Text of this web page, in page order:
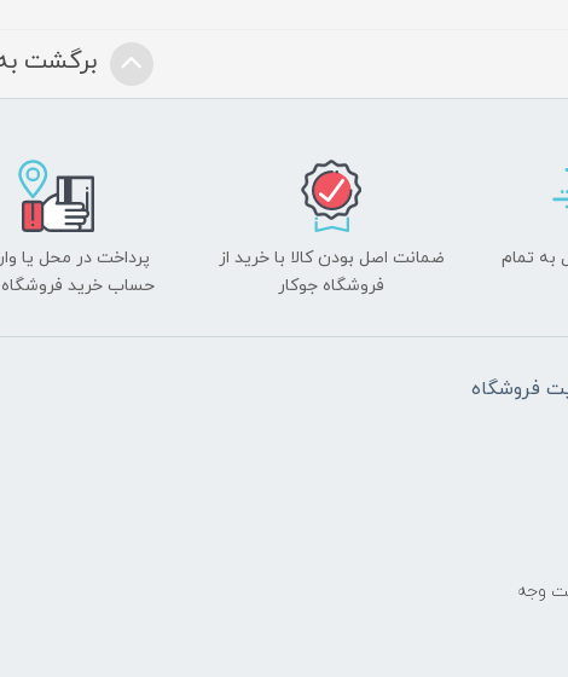
برگشت به
به تمام
ضمانت اصل بودن کالا با خرید از
فروشگاه جوکار
پرداخت در محل یا
حساب خرید فروشگاه
فروشگاه
وجه